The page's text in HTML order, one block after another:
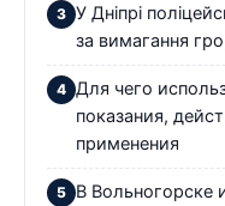
У Дніпрі
за вимагання
Для чего
показания,
применения
В Вольногорске